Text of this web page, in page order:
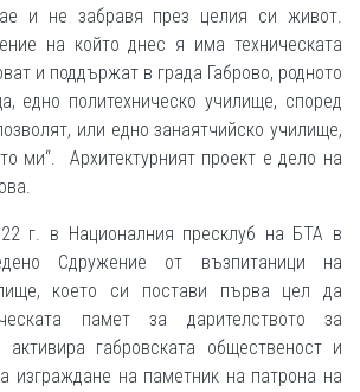
и не забравя през целия си живот.
на който днес я има техническата
и поддържат в града Габрово, родното
едно политехническо училище, според
или едно занаятчийско училище,
ми“. Архитектурният проект е дело на
г. в Националния пресклуб на БТА в
Сдружение от възпитаници на
което си постави първа цел да
памет за дарителството за
активира габровската общественост и
изграждане на паметник на патрона на